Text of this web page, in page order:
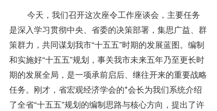
今天，我们召开这次座令工作座谈会，主要任务
是深入学习贯彻中央、省委的决策部署，集思广益、群
策群力，共同谋划我市“十五五”时期的发展蓝图。编制
和实施好“十五五”规划，事关我市未来五年乃至更长时
期的发展全局，是一项承前启后、继往开来的重要战略
任务。刚才，省宏观经济学会的*会长为我们系统介绍
了全省“十五五”规划的编制思路与核心方向，提出了许